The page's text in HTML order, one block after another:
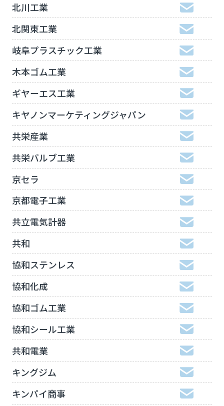
北川工業
北関東工業
岐阜プラスチック工業
木本ゴム工業
ギヤーエス工業
キヤノンマーケティングジャパン
共栄産業
共栄バルブ工業
京セラ
京都電子工業
共立電気計器
共和
協和ステンレス
協和化成
協和ゴム工業
協和シール工業
共和電業
キングジム
キンパイ商事